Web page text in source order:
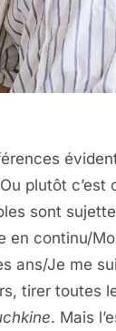
plutôt c’est
sont
en continu/
ans/Je me
tirer toutes
. Mais